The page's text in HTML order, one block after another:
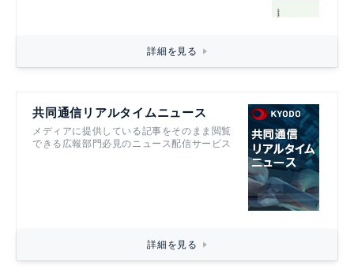
詳細を見る
共同通信リアルタイムニュース
メディアに提供している記事をそのまま閲覧
できる広報部門必見のニュース配信サービス
詳細を見る